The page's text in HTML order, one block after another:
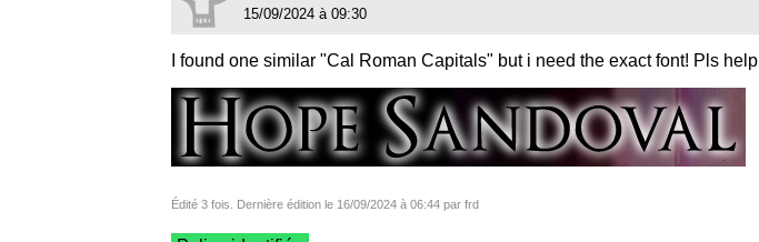
15/09/2024 à 09:30
I found one similar "Cal Roman Capitals" but i need the exact font! Pls help
Édité 3 fois. Dernière édition le 16/09/2024 à 06:44 par frd